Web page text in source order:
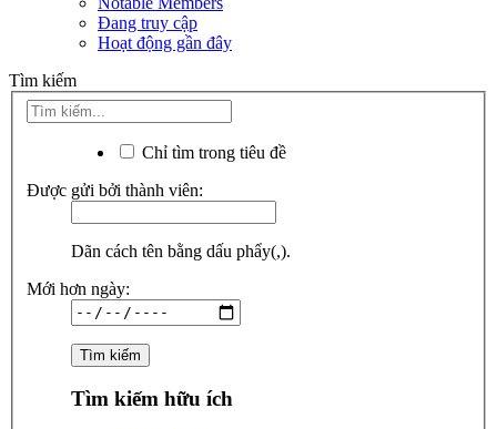
Đang truy cập
Hoạt động gần đây
Tìm kiếm
Chỉ tìm trong tiêu đề
Được gửi bởi thành viên:
Dãn cách tên bằng dấu phẩy(,).
Mới hơn ngày:
Tìm kiếm hữu ích